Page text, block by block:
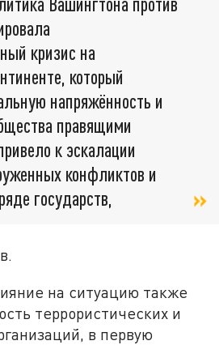
кризис на
который
напряжённость и
правящими
к эскалации
конфликтов и
государств,
на ситуацию также
террористических и
в первую